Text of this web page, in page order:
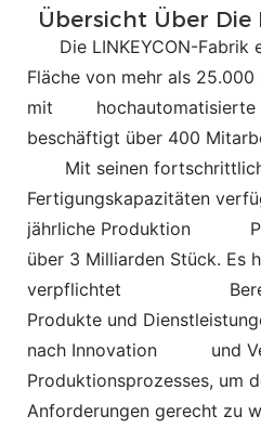
Übersicht Über Die
Die LINKEYCON-Fabrik
Fläche von mehr als
mit
beschäftigt über 400
Mit seinen
Fertigungskapazitäten
jährliche Produktion
über 3 Milliarden Stück. Es
verpflichtet
Produkte und
nach Innovation und
Produktionsprozesses, um
Anforderungen